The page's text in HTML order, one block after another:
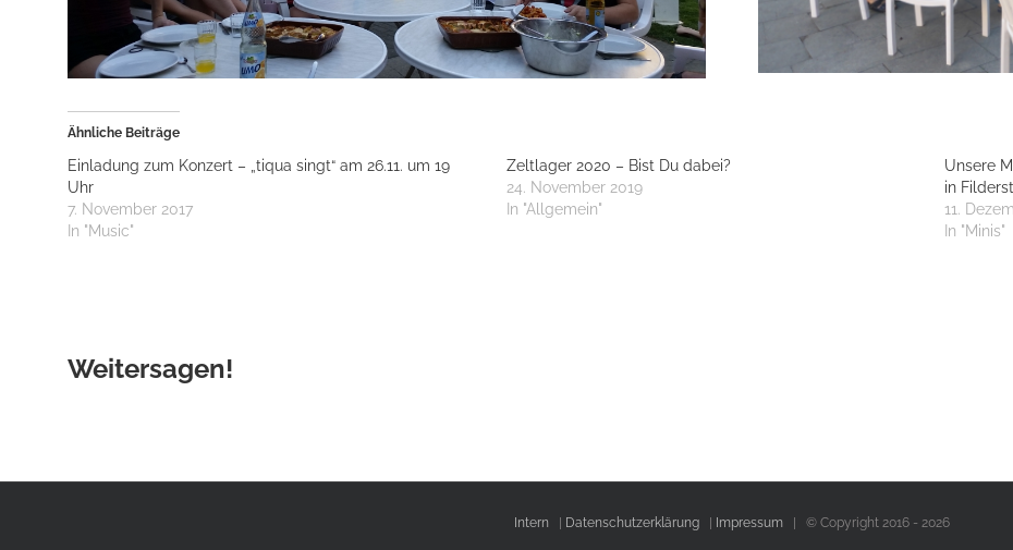
Ähnliche Beiträge
Einladung zum Konzert – „tiqua singt“ am 26.11. um 19
Uhr
7. November 2017
In "Music"
Zeltlager 2020 – Bist Du dabei?
24. November 2019
In "Allgemein"
Unsere
in
11.
In "Minis"
Weitersagen!
Intern | Datenschutzerklärung | Impressum | © Copyright 2016 - 2026